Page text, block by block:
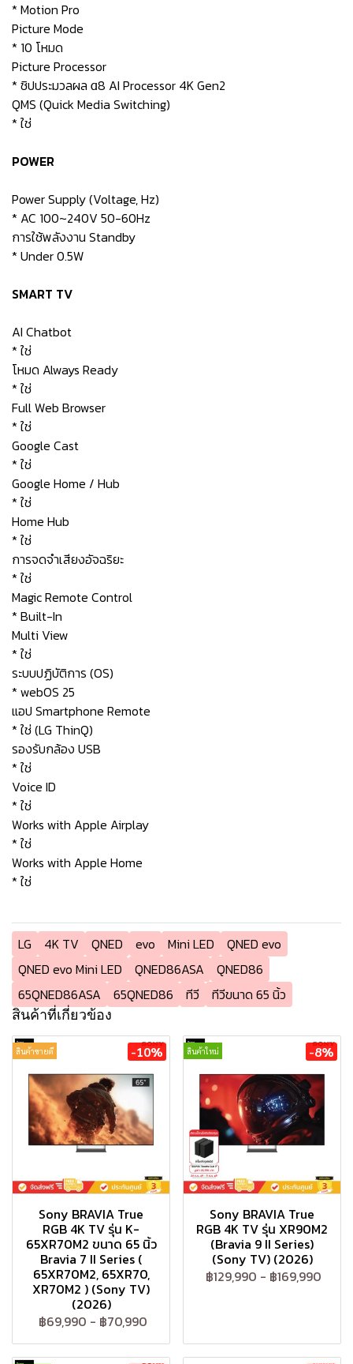
* Motion Pro
Picture Mode
* 10 โหมด
Picture Processor
* ชิปประมวลผล α8 AI Processor 4K Gen2
QMS (Quick Media Switching)
* ใช่
POWER
Power Supply (Voltage, Hz)
* AC 100~240V 50-60Hz
การใช้พลังงาน Standby
* Under 0.5W
SMART TV
AI Chatbot
* ใช่
โหมด Always Ready
* ใช่
Full Web Browser
* ใช่
Google Cast
* ใช่
Google Home / Hub
* ใช่
Home Hub
* ใช่
การจดจำเสียงอัจฉริยะ
* ใช่
Magic Remote Control
* Built-In
Multi View
* ใช่
ระบบปฏิบัติการ (OS)
* webOS 25
แอป Smartphone Remote
* ใช่ (LG ThinQ)
รองรับกล้อง USB
* ใช่
Voice ID
* ใช่
Works with Apple Airplay
* ใช่
Works with Apple Home
* ใช่
LG 4K TV QNED evo Mini LED
QNED evo
QNED evo Mini LED
QNED86ASA
QNED86
65QNED86ASA
65QNED86 ทีวี ทีวีขนาด 65 นิ้ว
สินค้าที่เกี่ยวข้อง
สินค้าขายดี -10%
Sony BRAVIA True
RGB 4K TV รุ่น K-
65XR70M2 ขนาด 65 นิ้ว
Bravia 7 II Series (
65XR70M2, 65XR70,
XR70M2 ) (Sony TV)
(2026)
฿69,990 - ฿70,990
สินค้าใหม่ -8%
Sony BRAVIA True
RGB 4K TV รุ่น XR90M2
(Bravia 9 II Series)
(Sony TV) (2026)
฿129,990 - ฿169,990